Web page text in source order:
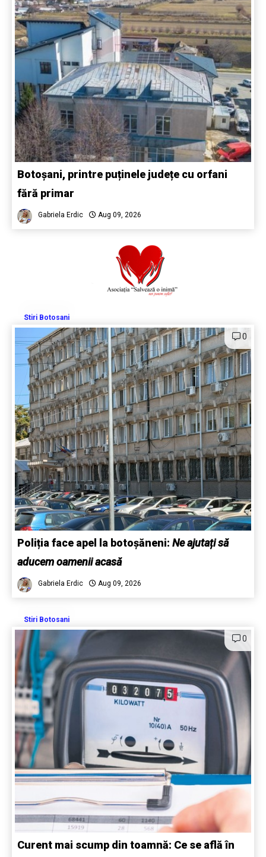
Botoșani, printre puținele județe cu orfani
fără primar
Gabriela Erdic Aug 09, 2026
Stiri Botosani
0
Poliția face apel la botoșăneni: Ne ajutați să
aducem oamenii acasă
Gabriela Erdic Aug 09, 2026
Stiri Botosani
0
Curent mai scump din toamnă: Ce se află în